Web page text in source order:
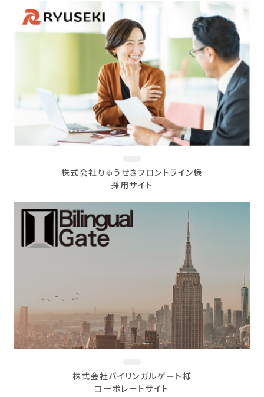
株式会社りゅうせきフロントライン様
採用サイト
株式会社バイリンガルゲート様
コーポレートサイト